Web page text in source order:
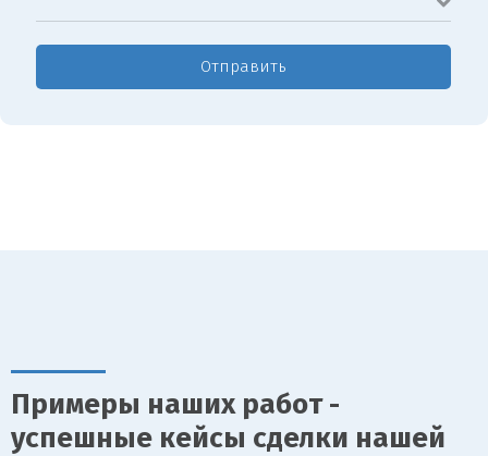
Отправить
Примеры наших работ -
успешные кейсы сделки нашей